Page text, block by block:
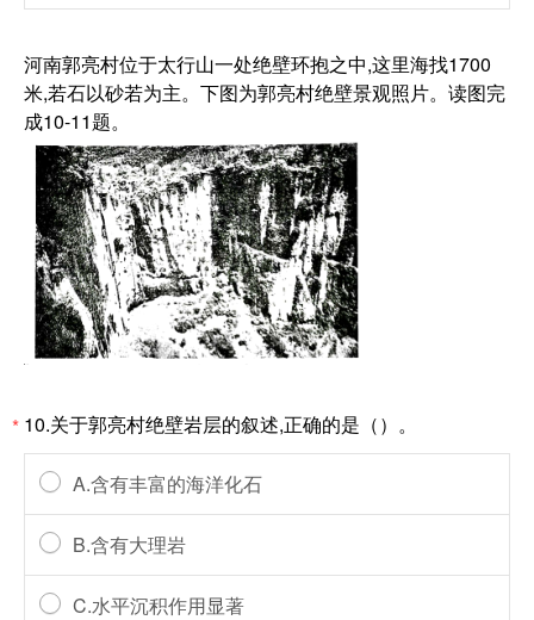
河南郭亮村位于太行山一处绝壁环抱之中,这里海找1700
米,若石以砂若为主。下图为郭亮村绝壁景观照片。读图完
成10-11题。
* 10.关于郭亮村绝壁岩层的叙述,正确的是（）。
A.含有丰富的海洋化石
B.含有大理岩
C.水平沉积作用显著